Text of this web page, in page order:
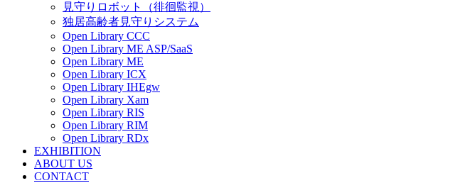
見守りロボット（徘徊監視）
独居高齢者見守りシステム
Open Library CCC
Open Library ME ASP/SaaS
Open Library ME
Open Library ICX
Open Library IHEgw
Open Library Xam
Open Library RIS
Open Library RIM
Open Library RDx
EXHIBITION
ABOUT US
CONTACT